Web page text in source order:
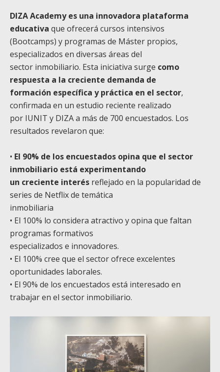
DIZA Academy es una innovadora plataforma
educativa que ofrecerá cursos intensivos
(Bootcamps) y programas de Máster propios,
especializados en diversas áreas del
sector inmobiliario. Esta iniciativa surge como
respuesta a la creciente demanda de
formación específica y práctica en el sector,
confirmada en un estudio reciente realizado
por IUNIT y DIZA a más de 700 encuestados. Los
resultados revelaron que:
• El 90% de los encuestados opina que el sector
inmobiliario está experimentando
un creciente interés reflejado en la popularidad de
series de Netflix de temática
inmobiliaria
• El 100% lo considera atractivo y opina que faltan
programas formativos
especializados e innovadores.
• El 100% cree que el sector ofrece excelentes
oportunidades laborales.
• El 90% de los encuestados está interesado en
trabajar en el sector inmobiliario.